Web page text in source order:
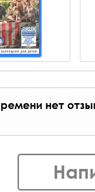
нет